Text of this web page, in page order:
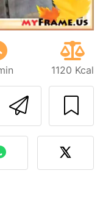
1120 Kcal
de